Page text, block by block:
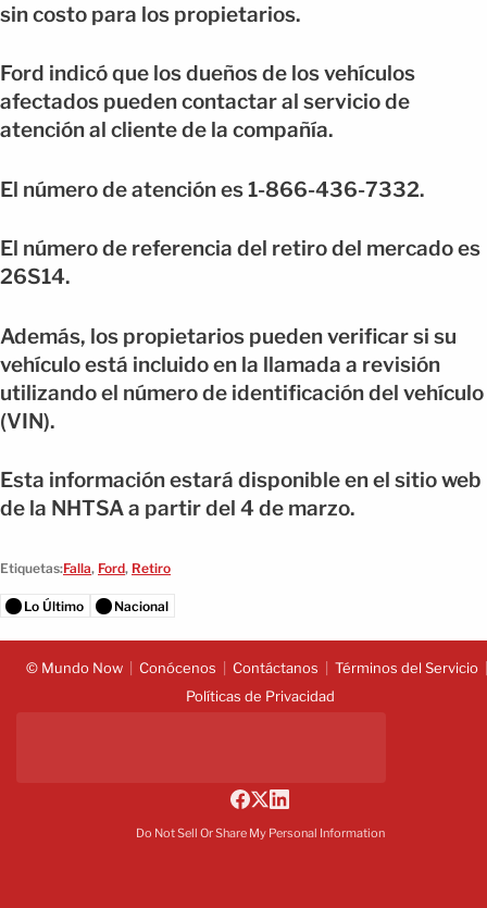
sin costo para los propietarios.
Ford indicó que los dueños de los vehículos
afectados pueden contactar al servicio de
atención al cliente de la compañía.
El número de atención es 1-866-436-7332.
El número de referencia del retiro del mercado es
26S14.
Además, los propietarios pueden verificar si su
vehículo está incluido en la llamada a revisión
utilizando el número de identificación del vehículo
(VIN).
Esta información estará disponible en el sitio web
de la NHTSA a partir del 4 de marzo.
Etiquetas:Falla, Ford, Retiro
Lo Último Nacional
© Mundo Now Conócenos Contáctanos
Términos del Servicio
Políticas de Privacidad
Do Not Sell Or Share My Personal Information